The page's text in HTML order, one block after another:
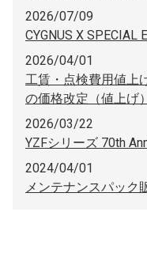
2026/07/09
CYGNUS X SPECIAL
2026/04/01
工賃・点検費用値上
の価格改定（値上げ
2026/03/22
YZFシリーズ 70th
2024/04/01
メンテナンスパック